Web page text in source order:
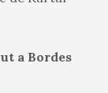
a Bordes